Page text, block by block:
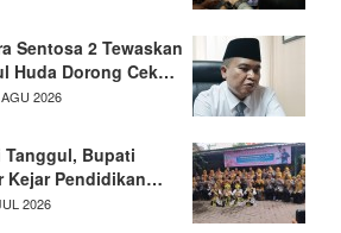
Sentosa 2 Tewaskan
Huda Dorong Cek…
2026
Tanggul, Bupati
Kejar Pendidikan…
2026